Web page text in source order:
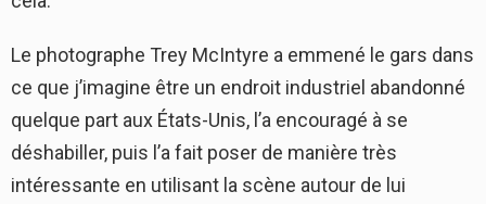
Le photographe Trey McIntyre a emmené le gars dans
ce que j’imagine être un endroit industriel abandonné
quelque part aux États-Unis, l’a encouragé à se
déshabiller, puis l’a fait poser de manière très
intéressante en utilisant la scène autour de lui